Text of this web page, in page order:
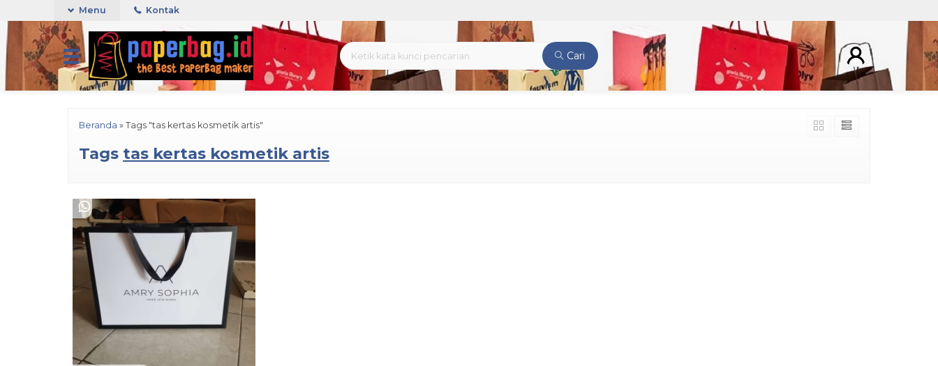
Menu Kontak
Cari
Beranda » Tags "tas kertas kosmetik artis"
Tags tas kertas kosmetik artis